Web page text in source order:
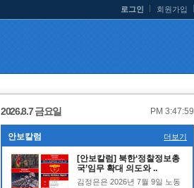
로그인 회원가입
2026.8.7 금요일 PM 3:48:00
안보칼럼 더보기
[안보칼럼] 북한‘정찰정보총
국’임무 확대 의도와 ..
김정은은 2026년 7월 9일 노동